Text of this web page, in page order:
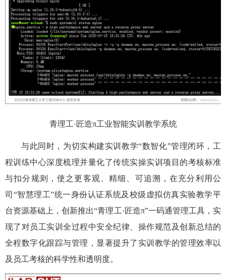
青理工·匠造π工业智能实训教学系统
与此同时，为切实构建实训教学“数智化”管理闭环，工
程训练中心深度梳理并量化了传统实操实训项目的考核标准
与扣分规则，使之更客观、精细、可追溯，在充分利用公
司“智慧理工”统一身份认证系统及校级虚拟仿真实验教学平
台资源基础上，创新推出“青理工·匠造π”一码通管理工具，实
现了对员工实训全过程中安全纪律、操作规范及创新总结的
全程数字化跟踪与管理，显著提升了实训教学的管理效率以
及员工考核的科学性和透明度。